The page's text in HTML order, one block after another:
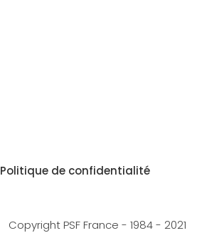
Politique de confidentialité
Copyright PSF France - 1984 - 2021